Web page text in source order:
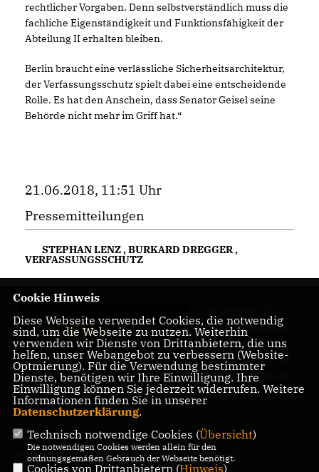
rechtlicher Vorgaben. Denn selbstverständlich muss die
fachliche Eigenständigkeit und Funktionsfähigkeit der
Abteilung II erhalten bleiben.
Berlin braucht eine verlässliche Sicherheitsarchitektur,
der Verfassungsschutz spielt dabei eine entscheidende
Rolle. Es hat den Anschein, dass Senator Geisel seine
Behörde nicht mehr im Griff hat.“
21.06.2018, 11:51 Uhr
Pressemitteilungen
STEPHAN LENZ,BURKARD DREGGER,
VERFASSUNGSSCHUTZ
Abgeordneten aus
allen Bezirken
Berlins sind wir die
größte Fraktion im
Berliner Abgeordnetenhaus.
IMPRESSUM DATENSCHUTZ KONTAKT
Cookie Hinweis
Diese Webseite verwendet Cookies, die notwendig
sind, um die Webseite zu nutzen. Weiterhin
verwenden wir Dienste von Drittanbietern, die uns
helfen, unser Webangebot zu verbessern (Website-
Optmierung). Für die Verwendung bestimmter
Dienste, benötigen wir Ihre Einwilligung. Ihre
Einwilligung können Sie jederzeit widerrufen. Weitere
Informationen finden Sie in unserer
Datenschutzerklärung.
Technisch notwendige Cookies (Übersicht)
Die notwendigen Cookies werden allein für den
ordnungsgemäßen Gebrauch der Webseite benötigt.
Cookies von Drittanbietern (Hinweis)